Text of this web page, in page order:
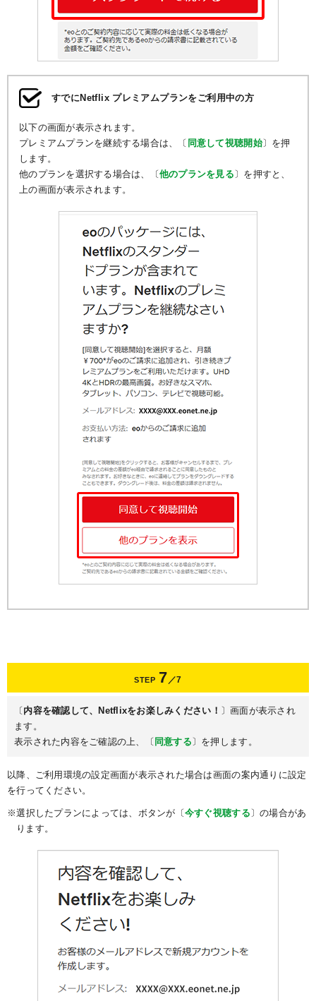
すでにNetflix プレミアムプランをご利用中の方
以下の画面が表示されます。
プレミアムプランを継続する場合は、〔 同意して視聴開始〕を押
します。
他のプランを選択する場合は、〔他のプランを見る 〕を押すと、
上の画面が表示されます。
STEP 7 ／7
〔 内容を確認して、Netflixをお楽しみください！ 〕画面が表示され
ます。
表示された内容をご確認の上、〔 同意する 〕を押します。
以降、ご利用環境の設定画面が表示された場合は画面の案内通りに設定
を行ってください。
※選択したプランによっては、ボタンが〔今すぐ視聴する 〕の場合があ
ります。